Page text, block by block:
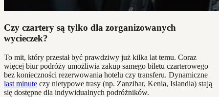
Czy czartery są tylko dla zorganizowanych
wycieczek?
To mit, który przestał być prawdziwy już kilka lat temu. Coraz
więcej biur podróży umożliwia zakup samego biletu czarterowego –
bez konieczności rezerwowania hotelu czy transferu. Dynamiczne
last minute czy nietypowe trasy (np. Zanzibar, Kenia, Islandia) stają
się dostępne dla indywidualnych podróżników.